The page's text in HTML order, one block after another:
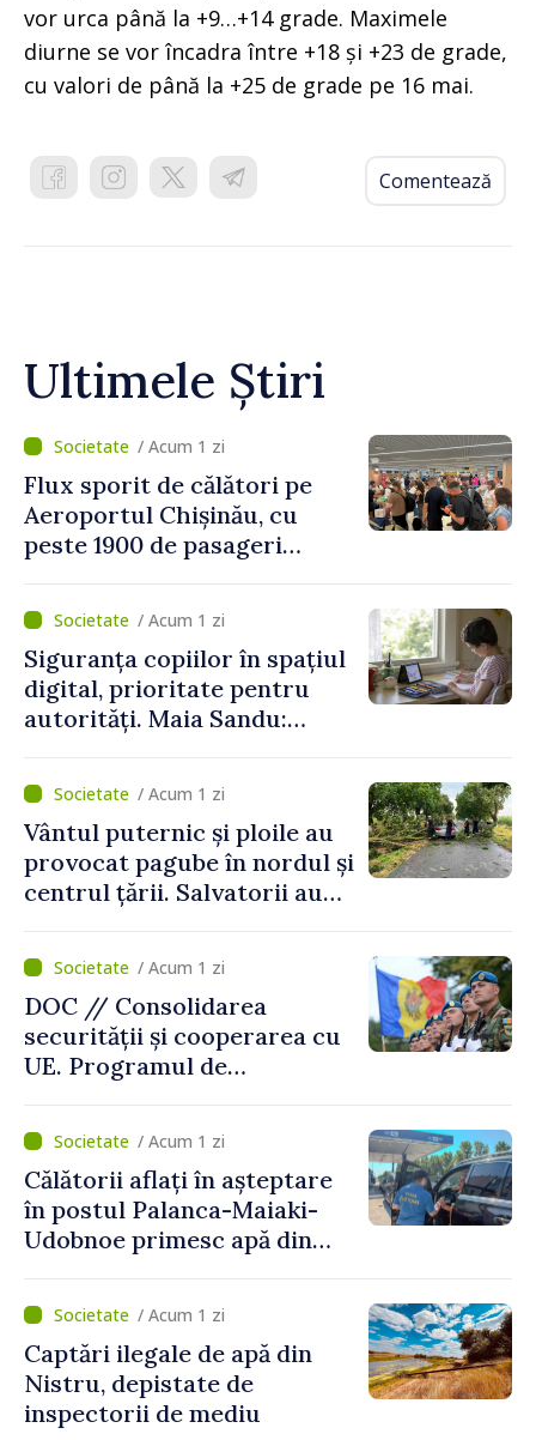
vor urca până la +9…+14 grade. Maximele
diurne se vor încadra între +18 și +23 de grade,
cu valori de până la +25 de grade pe 16 mai.
Comentează
Ultimele Știri
/ Acum 1 zi
Flux sporit de călători pe
Aeroportul Chișinău, cu
peste 1900 de pasageri
de vârf a concediilor
/ Acum 1 zi
Siguranța copiilor în spațiul
digital, prioritate pentru
autorități. Maia Sandu:
mecanisme care să-i
protejeze”/ Acum 1 zi
Vântul puternic și ploile au
provocat pagube în nordul și
centrul țării. Salvatorii au
/ Acum 1 zi
DOC // Consolidarea
securității și cooperarea cu
UE. Programul de
Naționale de Apărare pentru
perioada 2024–2034,
publicat în Monitorul Oficial
/ Acum 1 zi
Călătorii aflați în așteptare
în postul Palanca-Maiaki-
Udobnoe primesc apă din
și a polițiștilor de frontieră
/ Acum 1 zi
Captări ilegale de apă din
Nistru, depistate de
inspectorii de mediu